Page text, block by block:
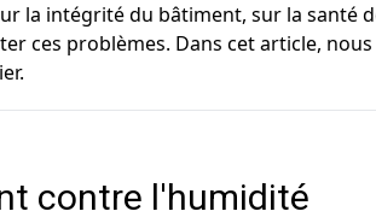
la intégrité du bâtiment, sur la santé
problèmes. Dans cet article,
contre l'humidité